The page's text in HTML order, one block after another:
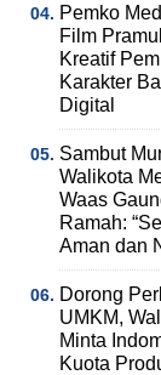
Pemko
Film
Kreatif
Karakter
Digital
Sambut
Walikota
Waas
Ramah:
Aman dan
Dorong
UMKM,
Minta
Kuota